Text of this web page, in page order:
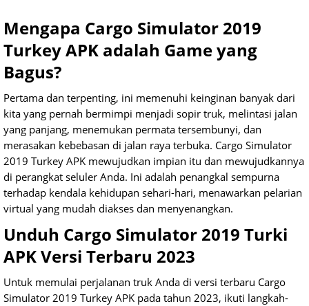
Mengapa Cargo Simulator 2019
Turkey APK adalah Game yang
Bagus?
Pertama dan terpenting, ini memenuhi keinginan banyak dari
kita yang pernah bermimpi menjadi sopir truk, melintasi jalan
yang panjang, menemukan permata tersembunyi, dan
merasakan kebebasan di jalan raya terbuka. Cargo Simulator
2019 Turkey APK mewujudkan impian itu dan mewujudkannya
di perangkat seluler Anda. Ini adalah penangkal sempurna
terhadap kendala kehidupan sehari-hari, menawarkan pelarian
virtual yang mudah diakses dan menyenangkan.
Unduh Cargo Simulator 2019 Turki
APK Versi Terbaru 2023
Untuk memulai perjalanan truk Anda di versi terbaru Cargo
Simulator 2019 Turkey APK pada tahun 2023, ikuti langkah-